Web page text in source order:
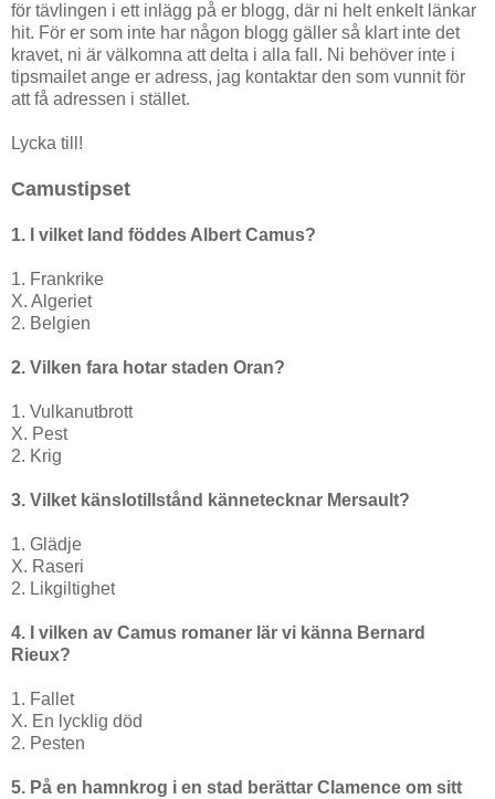
för tävlingen i ett inlägg på er blogg, där ni helt enkelt länkar
hit. För er som inte har någon blogg gäller så klart inte det
kravet, ni är välkomna att delta i alla fall. Ni behöver inte i
tipsmailet ange er adress, jag kontaktar den som vunnit för
att få adressen i stället.
Lycka till!
Camustipset
1. I vilket land föddes Albert Camus?
1. Frankrike
X. Algeriet
2. Belgien
2. Vilken fara hotar staden Oran?
1. Vulkanutbrott
X. Pest
2. Krig
3. Vilket känslotillstånd kännetecknar Mersault?
1. Glädje
X. Raseri
2. Likgiltighet
4. I vilken av Camus romaner lär vi känna Bernard
Rieux?
1. Fallet
X. En lycklig död
2. Pesten
5. På en hamnkrog i en stad berättar Clamence om sitt